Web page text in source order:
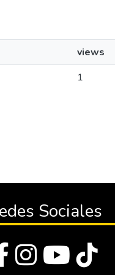
views
1
Sociales